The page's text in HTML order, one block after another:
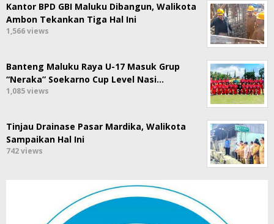
Kantor BPD GBI Maluku Dibangun, Walikota
Ambon Tekankan Tiga Hal Ini
1,566 views
Banteng Maluku Raya U-17 Masuk Grup
“Neraka” Soekarno Cup Level Nasi…
1,085 views
Tinjau Drainase Pasar Mardika, Walikota
Sampaikan Hal Ini
742 views